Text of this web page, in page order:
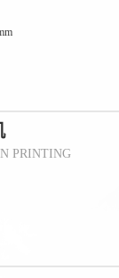
PRINTING